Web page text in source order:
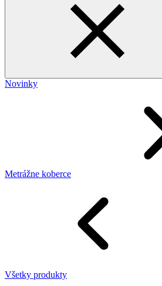
Novinky
Metrážne koberce
Všetky produkty